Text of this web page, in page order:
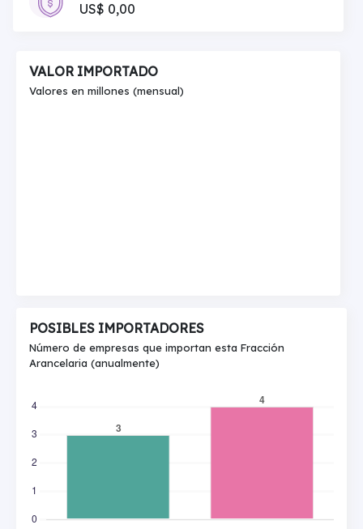
US$ 0,00
VALOR IMPORTADO
Valores en millones (mensual)
POSIBLES IMPORTADORES
Número de empresas que importan esta Fracción
Arancelaria (anualmente)